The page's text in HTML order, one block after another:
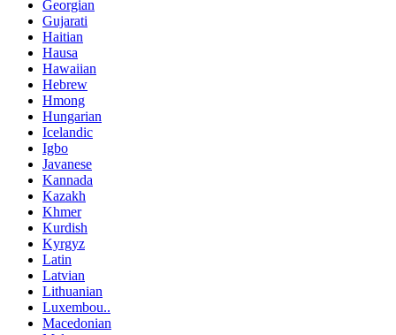
Georgian
Gujarati
Haitian
Hausa
Hawaiian
Hebrew
Hmong
Hungarian
Icelandic
Igbo
Javanese
Kannada
Kazakh
Khmer
Kurdish
Kyrgyz
Latin
Latvian
Lithuanian
Luxembou..
Macedonian